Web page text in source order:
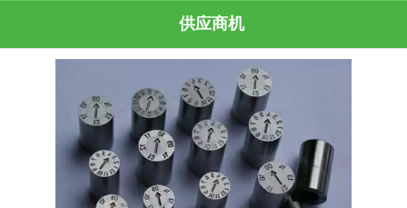
供应商机